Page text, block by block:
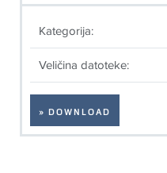
Kategorija:
Veličina datoteke:
» DOWNLOAD